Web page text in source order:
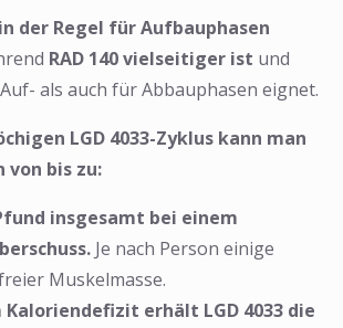
der Regel für Aufbauphasen
RAD 140 vielseitiger ist und
als auch für Abbauphasen eignet.
LGD 4033-Zyklus kann man
von bis zu:
insgesamt bei einem
Je nach Person einige
Muskelmasse.
Kaloriendefizit erhält LGD 4033 die